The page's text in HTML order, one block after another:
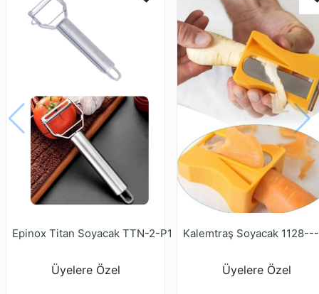
Epinox Titan Soyacak TTN-2-P1
Üyelere Özel
Kalemtraş Soyacak 1128---
Üyelere Özel